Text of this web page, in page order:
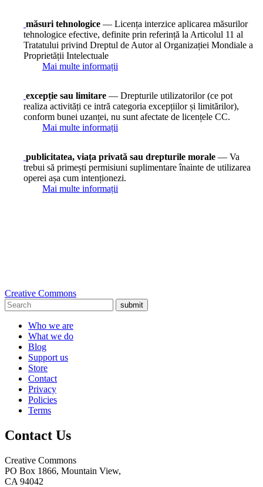
măsuri tehnologice — Licența interzice aplicarea măsurilor
tehnologice efective, definite prin referință la Articolul 11 al
Tratatului privind Dreptul de Autor al Organizației Mondiale a
Proprietății Intelectuale
Mai multe informații
excepție sau limitare — Drepturile utilizatorilor (ce pot
realiza activități ce intră categoria excepțiilor și limitărilor),
conform bunei uzanței, nu sunt afectate de licențele CC.
Mai multe informații
publicitatea, viața privată sau drepturile morale — Va
trebui să primești permisiuni suplimentare înainte de utilizarea
operei așa cum intenționezi.
Mai multe informații
Creative Commons
submit
Who we are
What we do
Blog
Support us
Store
Contact
Privacy
Policies
Terms
Contact Us
Creative Commons
PO Box 1866, Mountain View,
CA 94042